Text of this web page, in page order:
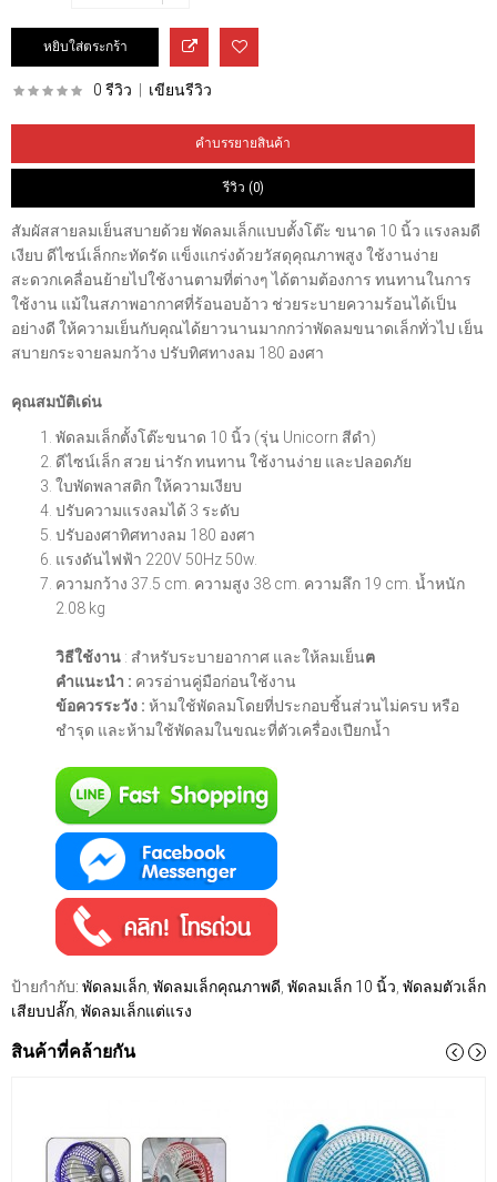
0 รีวิว เขียนรีวิว
คำบรรยายสินค้า
รีวิว (0)
สัมผัสสายลมเย็นสบายด้วย พัดลมเล็กแบบตั้งโต๊ะ ขนาด 10 นิ้ว แรงลมดี
เงียบ ดีไซน์เล็กกะทัดรัด แข็งแกร่งด้วยวัสดุคุณภาพสูง ใช้งานง่าย
สะดวกเคลื่อนย้ายไปใช้งานตามที่ต่างๆ ได้ตามต้องการ ทนทานในการ
ใช้งาน แม้ในสภาพอากาศที่ร้อนอบอ้าว ช่วยระบายความร้อนได้เป็น
อย่างดี ให้ความเย็นกับคุณได้ยาวนานมากกว่าพัดลมขนาดเล็กทั่วไป เย็น
สบายกระจายลมกว้าง ปรับทิศทางลม 180 องศา
คุณสมบัติเด่น
พัดลมเล็กตั้งโต๊ะขนาด 10 นิ้ว (รุ่น Unicorn สีดำ)
ดีไซน์เล็ก สวย น่ารัก ทนทาน ใช้งานง่าย และปลอดภัย
ใบพัดพลาสติก ให้ความเงียบ
ปรับความแรงลมได้ 3 ระดับ
ปรับองศาทิศทางลม 180 องศา
แรงดันไฟฟ้า 220V 50Hz 50w.
ความกว้าง 37.5 cm. ความสูง 38 cm. ความลึก 19 cm. น้ำหนัก
2.08 kg
วิธีใช้งาน : สำหรับระบายอากาศ และให้ลมเย็นฅ
คำแนะนำ : ควรอ่านคู่มือก่อนใช้งาน
ข้อควรระวัง : ห้ามใช้พัดลมโดยที่ประกอบชิ้นส่วนไม่ครบ หรือ
ชำรุด และห้ามใช้พัดลมในขณะที่ตัวเครื่องเปียกน้ำ
ป้ายกำกับ: พัดลมเล็ก พัดลมเล็กคุณภาพดี พัดลมเล็ก 10 นิ้ว พัดลมตัวเล็ก
เสียบปลั๊ก พัดลมเล็กแต่แรง
สินค้าที่คล้ายกัน